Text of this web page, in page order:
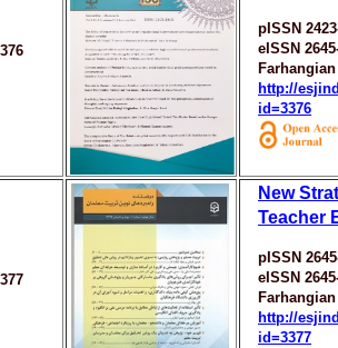
pISSN
eISSN
http://
id=3376
New
Teacher
pISSN
eISSN
http://
id=3377